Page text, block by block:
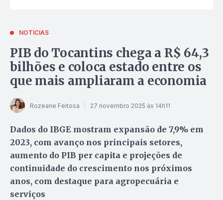
NOTÍCIAS
PIB do Tocantins chega a R$ 64,3
bilhões e coloca estado entre os
que mais ampliaram a economia
Rozeane Feitosa 27 novembro 2025 às 14h11
Dados do IBGE mostram expansão de 7,9% em
2023, com avanço nos principais setores,
aumento do PIB per capita e projeções de
continuidade do crescimento nos próximos
anos, com destaque para agropecuária e
serviços